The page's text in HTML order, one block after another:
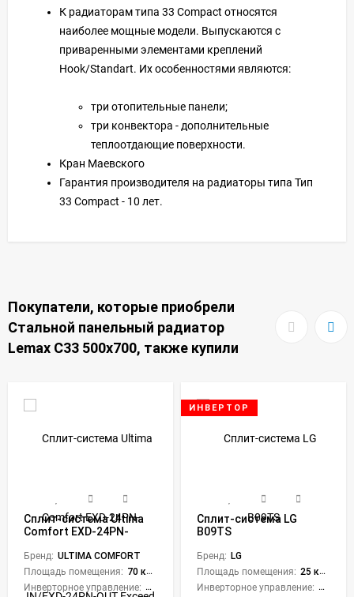
К радиаторам типа 33 Compact относятся
наиболее мощные модели. Выпускаются с
приваренными элементами креплений
Hook/Standart. Их особенностями являются:
три отопительные панели;
три конвектора - дополнительные
теплоотдающие поверхности.
Кран Маевского
Гарантия производителя на радиаторы типа Тип
33 Compact - 10 лет.
Покупатели, которые приобрели
Стальной панельный радиатор
Lemax C33 500х700, также купили
Сплит-система Ultima
Comfort EXD-24PN-
Exceed
Бренд: ULTIMA COMFORT
Площадь помещения: 70 кв. м.
Инверторное управление: Нет
ИНВЕРТОР
Сплит-система LG
B09TS
Бренд: LG
Площадь помещения: 25 кв. м.
Инверторное управление: Да